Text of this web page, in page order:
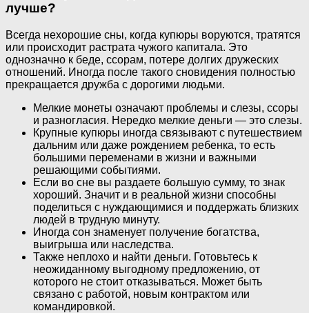
лучше?
Всегда нехорошие сны, когда купюры воруются, тратятся
или происходит растрата чужого капитала. Это
однозначно к беде, ссорам, потере долгих дружеских
отношений. Иногда после такого сновидения полностью
прекращается дружба с дорогими людьми.
Мелкие монеты означают проблемы и слезы, ссоры
и разногласия. Нередко мелкие деньги — это слезы.
Крупные купюры иногда связывают с путешествием
дальним или даже рождением ребенка, то есть
большими переменами в жизни и важными
решающими событиями.
Если во сне вы раздаете большую сумму, то знак
хороший. Значит и в реальной жизни способны
поделиться с нуждающимися и поддержать близких
людей в трудную минуту.
Иногда сон знаменует получение богатства,
выигрыша или наследства.
Также неплохо и найти деньги. Готовьтесь к
неожиданному выгодному предложению, от
которого не стоит отказываться. Может быть
связано с работой, новым контрактом или
командировкой.